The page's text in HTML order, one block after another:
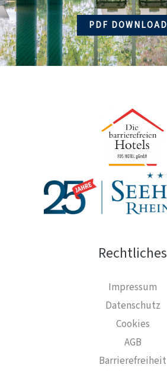
PDF DOWNLOAD
Rechtliches
Impressum
Datenschutz
Cookies
AGB
Barrierefreiheit